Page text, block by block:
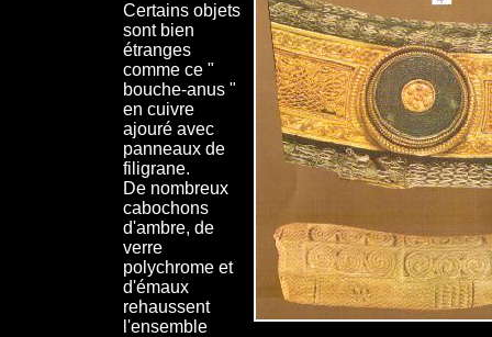
Certains objets
sont bien
étranges
comme ce "
bouche-anus "
en cuivre
ajouré avec
panneaux de
filigrane.
De nombreux
cabochons
d'ambre, de
verre
polychrome et
d'émaux
rehaussent
l'ensemble